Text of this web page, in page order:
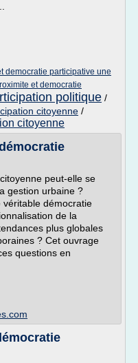
democratie participative une
et democratie
politique /
citoyenne /
citoyenne
peut-elle se
gestion urbaine ?
démocratie
de la
plus globales
? Cet ouvrage
questions en